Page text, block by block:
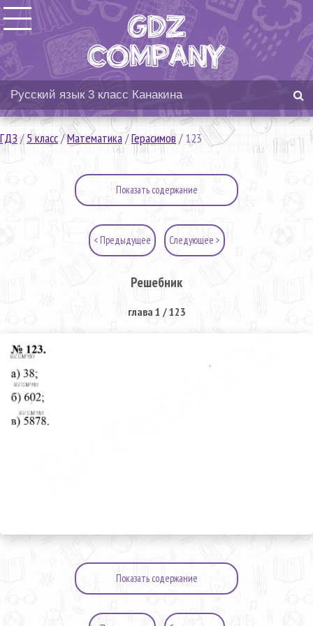
ГДЗ/5 класс/Математика/Герасимов/123
Показать содержание
< Предыдущее Следующее >
Решебник
глава 1 / 123
Показать содержание